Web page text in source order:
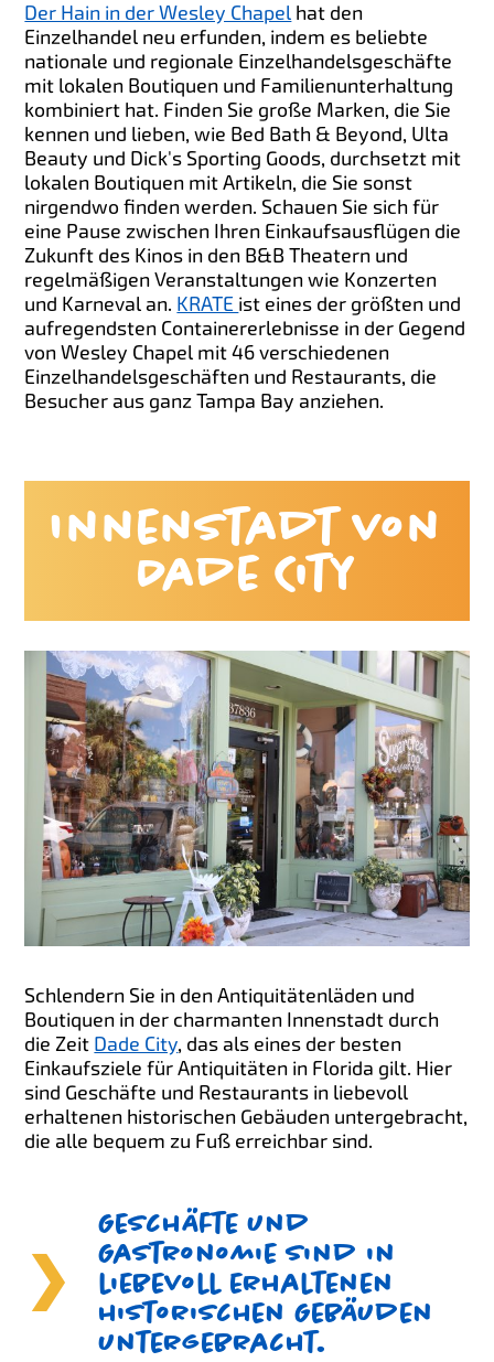
Der Hain in der Wesley Chapel hat den
Einzelhandel neu erfunden, indem es beliebte
nationale und regionale Einzelhandelsgeschäfte
mit lokalen Boutiquen und Familienunterhaltung
kombiniert hat. Finden Sie große Marken, die Sie
kennen und lieben, wie Bed Bath & Beyond, Ulta
Beauty und Dick's Sporting Goods, durchsetzt mit
lokalen Boutiquen mit Artikeln, die Sie sonst
nirgendwo finden werden. Schauen Sie sich für
eine Pause zwischen Ihren Einkaufsausflügen die
Zukunft des Kinos in den B&B Theatern und
regelmäßigen Veranstaltungen wie Konzerten
und Karneval an. KRATE ist eines der größten und
aufregendsten Containererlebnisse in der Gegend
von Wesley Chapel mit 46 verschiedenen
Einzelhandelsgeschäften und Restaurants, die
Besucher aus ganz Tampa Bay anziehen.
Innenstadt von
Dade City
Schlendern Sie in den Antiquitätenläden und
Boutiquen in der charmanten Innenstadt durch
die Zeit Dade City, das als eines der besten
Einkaufsziele für Antiquitäten in Florida gilt. Hier
sind Geschäfte und Restaurants in liebevoll
erhaltenen historischen Gebäuden untergebracht,
die alle bequem zu Fuß erreichbar sind.
Geschäfte und
Gastronomie sind in
liebevoll erhaltenen
historischen Gebäuden
untergebracht.